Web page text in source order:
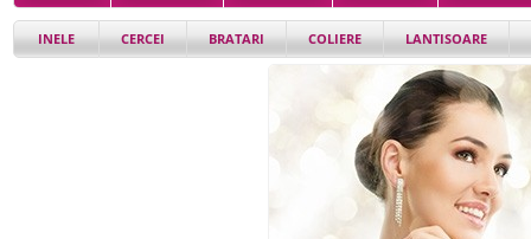
INELE CERCEI BRATARI COLIERE LANTISOARE